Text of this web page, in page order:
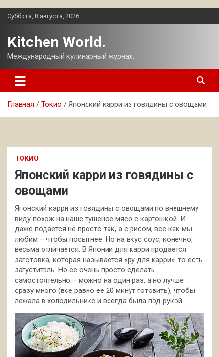
Перейти
Суббота, 8 августа, 2026
Kitchen World.
Международный кулинарный журнал.
Главная Токио Японский карри из говядины с овощами
ТОКИО
Японский карри из говядины с
овощами
Японский карри из говядины с овощами по внешнему
виду похож на наше тушеное мясо с картошкой. И
даже подается не просто так, а с рисом, все как мы
любим – чтобы посытнее. Но на вкус соус, конечно,
весьма отличается. В Японии для карри продается
заготовка, которая называется «ру для карри», то есть
загуститель. Но ее очень просто сделать
самостоятельно – можно на один раз, а но лучше
сразу много (все равно ее 20 минут готовить), чтобы
лежала в холодильнике и всегда была под рукой.